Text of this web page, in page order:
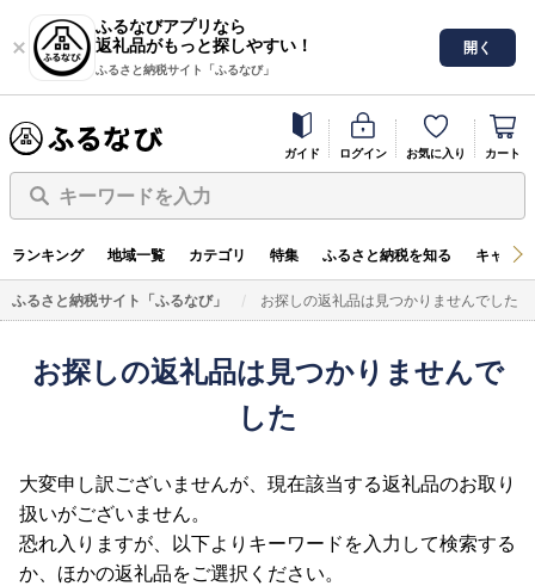
ふるなびアプリなら
返礼品がもっと探しやすい！
ふるさと納税サイト「ふるなび」
開く
ガイド ログイン お気に入り カート
キーワードを入力
ランキング 地域一覧 カテゴリ 特集 ふるさと納税を知る キャン
ふるさと納税サイト「ふるなび」 お探しの返礼品は見つかりませんでした
お探しの返礼品は見つかりませんで
した
大変申し訳ございませんが、現在該当する返礼品のお取り
扱いがございません。
恐れ入りますが、以下よりキーワードを入力して検索する
か、ほかの返礼品をご選択ください。